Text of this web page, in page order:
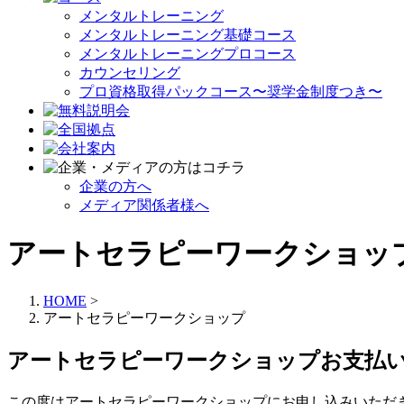
メンタルトレーニング
メンタルトレーニング基礎コース
メンタルトレーニングプロコース
カウンセリング
プロ資格取得パックコース〜奨学金制度つき〜
企業の方へ
メディア関係者様へ
アートセラピーワークショッ
HOME >
アートセラピーワークショップ
アートセラピーワークショップお支払